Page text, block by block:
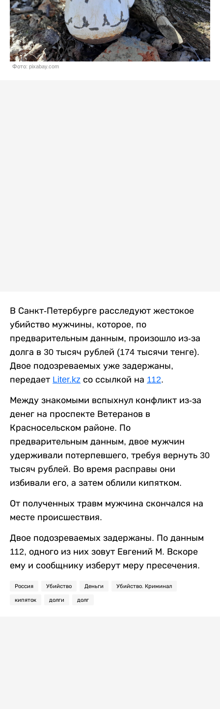
Фото: pixabay.com
В Санкт-Петербурге расследуют жестокое
убийство мужчины, которое, по
предварительным данным, произошло из-за
долга в 30 тысяч рублей (174 тысячи тенге).
Двое подозреваемых уже задержаны,
передает Liter.kz со ссылкой на 112.
Между знакомыми вспыхнул конфликт из-за
денег на проспекте Ветеранов в
Красносельском районе. По
предварительным данным, двое мужчин
удерживали потерпевшего, требуя вернуть 30
тысяч рублей. Во время расправы они
избивали его, а затем облили кипятком.
От полученных травм мужчина скончался на
месте происшествия.
Двое подозреваемых задержаны. По данным
112, одного из них зовут Евгений М. Вскоре
ему и сообщнику изберут меру пресечения.
Россия Убийство Деньги Убийство. Криминал
кипяток долги долг